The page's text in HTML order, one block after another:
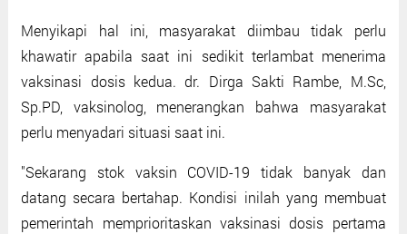
Menyikapi hal ini, masyarakat diimbau tidak perlu
khawatir apabila saat ini sedikit terlambat menerima
vaksinasi dosis kedua. dr. Dirga Sakti Rambe, M.Sc,
Sp.PD, vaksinolog, menerangkan bahwa masyarakat
perlu menyadari situasi saat ini.
"Sekarang stok vaksin COVID-19 tidak banyak dan
datang secara bertahap. Kondisi inilah yang membuat
pemerintah memprioritaskan vaksinasi dosis pertama